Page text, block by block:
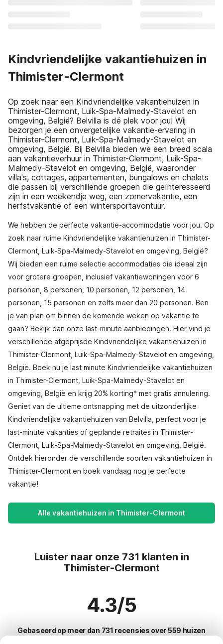
Kindvriendelijke vakantiehuizen in
Thimister-Clermont
Op zoek naar een Kindvriendelijke vakantiehuizen in
Thimister-Clermont, Luik-Spa-Malmedy-Stavelot en
omgeving, België? Belvilla is dé plek voor jou! Wij
bezorgen je een onvergetelijke vakantie-ervaring in
Thimister-Clermont, Luik-Spa-Malmedy-Stavelot en
omgeving, België. Bij Belvilla bieden we een breed scala
aan vakantieverhuur in Thimister-Clermont, Luik-Spa-
Malmedy-Stavelot en omgeving, België, waaronder
villa's, cottages, appartementen, bungalows en chalets
die passen bij verschillende groepen die geïnteresseerd
zijn in een weekendje weg, een zomervakantie, een
herfstvakantie of een wintersportavontuur.
We hebben de perfecte vakantie-accommodatie voor jou. Op
zoek naar ruime Kindvriendelijke vakantiehuizen in Thimister-
Clermont, Luik-Spa-Malmedy-Stavelot en omgeving, België?
Wij bieden een ruime selectie accommodaties die ideaal zijn
voor grotere groepen, inclusief vakantiewoningen voor 6
personen, 8 personen, 10 personen, 12 personen, 14
personen, 15 personen en zelfs meer dan 20 personen. Ben
je van plan om binnen de komende weken op vakantie te
gaan? Bekijk dan onze last-minute aanbiedingen. Hier vind je
verschillende afgeprijsde Kindvriendelijke vakantiehuizen in
Thimister-Clermont, Luik-Spa-Malmedy-Stavelot en omgeving,
België. Boek nu je last minute Kindvriendelijke vakantiehuizen
in Thimister-Clermont, Luik-Spa-Malmedy-Stavelot en
omgeving, België en krijg 20% korting* met gratis annulering.
Geniet van de ultieme ontsnapping met de uitzonderlijke
Kindvriendelijke vakantiehuizen van Belvilla, perfect voor je
last-minute vakanties of geplande retraites in Thimister-
Clermont, Luik-Spa-Malmedy-Stavelot en omgeving, België.
Ontdek hieronder de verschillende soorten vakantiehuizen in
Thimister-Clermont en boek vandaag nog je perfecte
vakantie!
Alle vakantiehuizen in Thimister-Clermont
Luister naar onze 731 klanten in
Thimister-Clermont
4.3/5
Gebaseerd op meer dan 731 recensies over 559 huizen